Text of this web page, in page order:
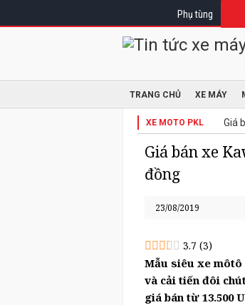
Phụ tùng
TRANG CHỦ XE MÁY
XE MOTO PKL Giá
Giá bán xe
đồng
23/08/2019
3.7 (3)
Mẫu siêu xe môtô
và cải tiến đôi
giá bán từ 13.500